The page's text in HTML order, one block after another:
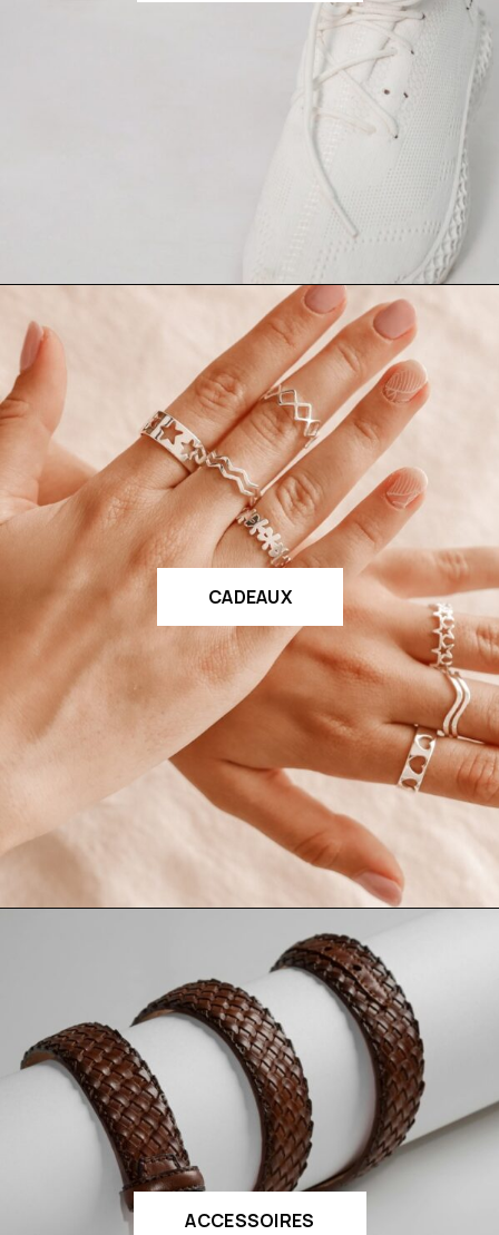
CADEAUX
ACCESSOIRES